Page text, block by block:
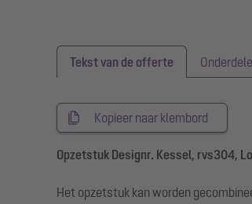
Tekst van de offerte
Kopieer naar klembord
Opzetstuk Designr. Kessel, rvs304,
Het opzetstuk kan worden